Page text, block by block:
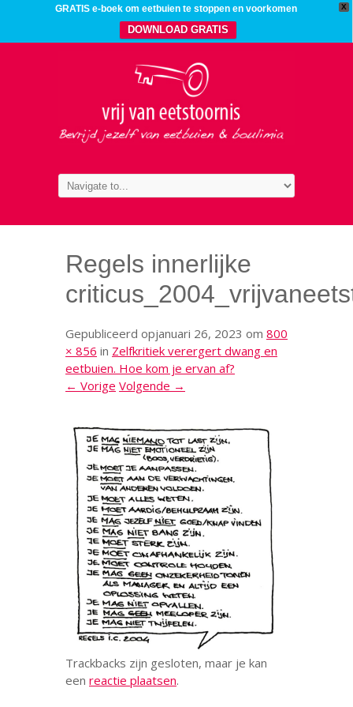
X
GRATIS e-boek om eetbuien te stoppen en voorkomen
DOWNLOAD GRATIS
Regels innerlijke
Gepubliceerd opjanuari 26, 2023 om 800
× 856 in Zelfkritiek verergert dwang en
eetbuien. Hoe kom je ervan af?
← Vorige Volgende →
Trackbacks zijn gesloten, maar je kan
een reactie plaatsen.